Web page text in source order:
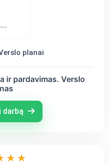
planai
ir pardavimas. Verslo
darbą